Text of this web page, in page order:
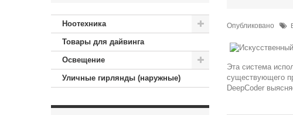
Ноотехника
Товары для дайвинга
Освещение
Уличные гирлянды (наружные)
Опубликовано
Эта система
существующего
DeepCoder